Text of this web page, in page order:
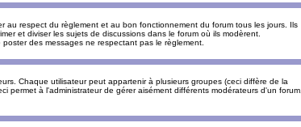
respect du règlement et au bon fonctionnement du forum tous les jours. Ils
et diviser les sujets de discussions dans le forum où ils modèrent.
poster des messages ne respectant pas le règlement.
Chaque utilisateur peut appartenir à plusieurs groupes (ceci diffère de la
permet à l'administrateur de gérer aisément différents modérateurs d'un forum,